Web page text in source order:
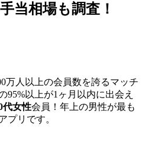
当相場も調査！
万人以上の会員数を誇るマッチ
95%以上が1ヶ月以内に出会え
代女性会員！年上の男性が最も
プリです。